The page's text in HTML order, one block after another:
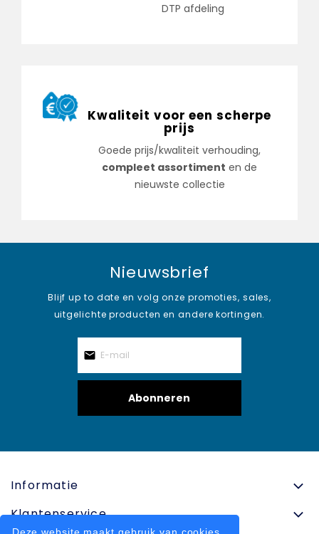
Deze website maakt gebruik van cookies
DTP afdeling
Kwaliteit voor een scherpe
prijs
Goede prijs/kwaliteit verhouding,
compleet assortiment en de
nieuwste collectie
Nieuwsbrief
Blijf up to date en volg onze promoties, sales,
uitgelichte producten en andere kortingen.
Abonneren
Informatie
Klantenservice